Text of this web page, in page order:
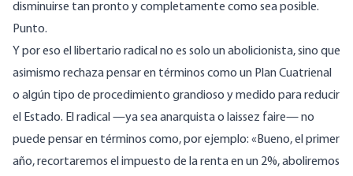
disminuirse tan pronto y completamente como sea posible.
Punto.
Y por eso el libertario radical no es solo un abolicionista, sino que
asimismo rechaza pensar en términos como un Plan Cuatrienal
o algún tipo de procedimiento grandioso y medido para reducir
el Estado. El radical —ya sea anarquista o laissez faire— no
puede pensar en términos como, por ejemplo: «Bueno, el primer
año, recortaremos el impuesto de la renta en un 2%, aboliremos